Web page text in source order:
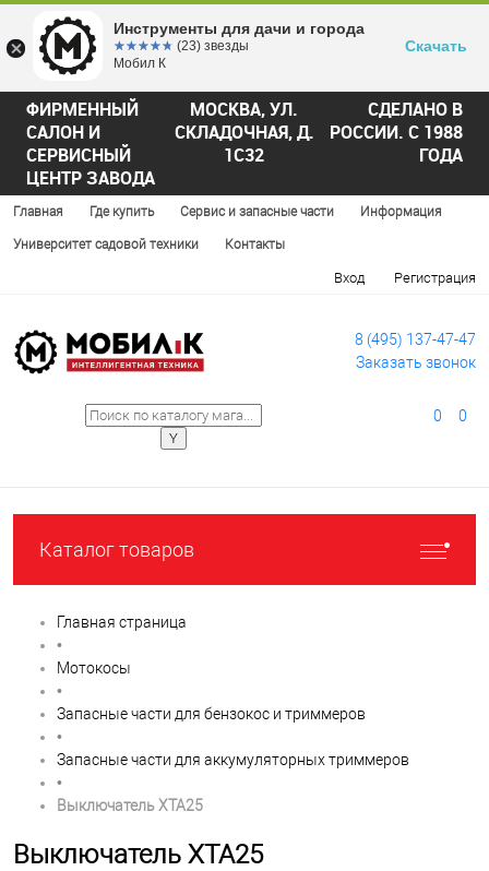
ФИРМЕННЫЙ
САЛОН И
СЕРВИСНЫЙ
ЦЕНТР ЗАВОДА
МОСКВА, УЛ.
СКЛАДОЧНАЯ, Д.
1С32
СДЕЛАНО В
РОССИИ. С 1988
ГОДА
Главная Где купить Сервис и запасные части Информация
Университет садовой техники Контакты
Вход Регистрация
8 (495) 137-47-47
Заказать звонок
0 0
Каталог товаров
Главная страница
•
Мотокосы
•
Запасные части для бензокос и триммеров
•
Запасные части для аккумуляторных триммеров
•
Выключатель XTA25
Выключатель XTA25
Инструменты для дачи и города
☆☆☆☆☆
★★★★★ (23) звезды
Мобил К
Скачать